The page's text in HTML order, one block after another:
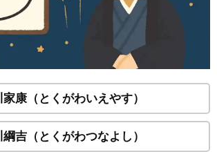
家康（とくがわいえやす）
綱吉（とくがわつなよし）